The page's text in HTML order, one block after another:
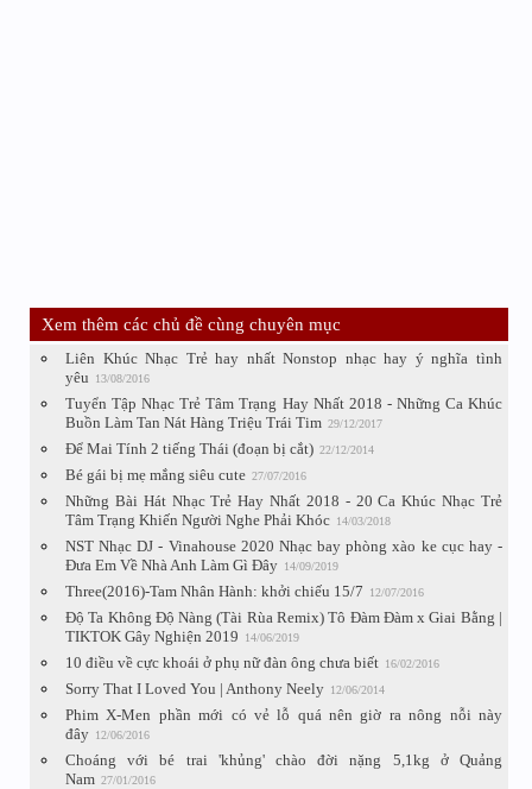
Xem thêm các chủ đề cùng chuyên mục
Liên Khúc Nhạc Trẻ hay nhất Nonstop nhạc hay ý nghĩa tình
yêu
13/08/2016
Tuyển Tập Nhạc Trẻ Tâm Trạng Hay Nhất 2018 - Những Ca Khúc
Buồn Làm Tan Nát Hàng Triệu Trái Tim 29/12/2017
Để Mai Tính 2 tiếng Thái (đoạn bị cắt) 22/12/2014
Bé gái bị mẹ mắng siêu cute 27/07/2016
Những Bài Hát Nhạc Trẻ Hay Nhất 2018 - 20 Ca Khúc Nhạc Trẻ
Tâm Trạng Khiến Người Nghe Phải Khóc 14/03/2018
NST Nhạc DJ - Vinahouse 2020 Nhạc bay phòng xào ke cục hay -
Đưa Em Về Nhà Anh Làm Gì Đây 14/09/2019
Three(2016)-Tam Nhân Hành: khởi chiếu 15/7 12/07/2016
Độ Ta Không Độ Nàng (Tài Rùa Remix) Tô Đàm Đàm x Giai Bằng |
TIKTOK Gây Nghiện 2019
14/06/2019
10 điều về cực khoái ở phụ nữ đàn ông chưa biết 16/02/2016
Sorry That I Loved You | Anthony Neely 12/06/2014
Phim X-Men phần mới có vẻ lỗ quá nên giờ ra nông nỗi này
đây 12/06/2016
Choáng với bé trai 'khủng' chào đời nặng 5,1kg ở Quảng
Nam 27/01/2016